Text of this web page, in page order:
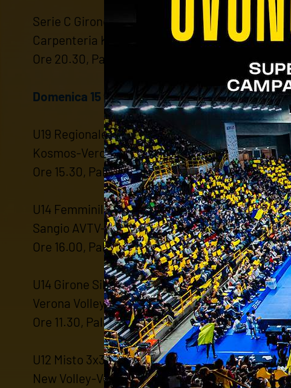
Serie C Girone B - 13a Giornata
Carpenteria K2 Urban-Verona Volley Autoteam9
Ore 20.30, Palestra 8 Marzo (Mirano, VE)
Domenica 15 febbraio
U19 Regionale Qualificazione - 3a Giornata
Kosmos-Verona Volley Autoteam9
Ore 15.30, Palestra Scuole Fermi Sant'Alberto
U14 Femminile - Ottavi di Finale
Sangio AVTV-Verona Volley Autoteam9
Ore 16.00, Palestra Scuola Marconi (San
U14 Girone Silver - 6a Giornata
Verona Volley Autoteam9-New Volley
Ore 11.30, Palestra Scuola Dall'Oca Bianca
U12 Misto 3x3 Girone H - 7a Giornata
New Volley-Verona Volley Vivienergia Gialla